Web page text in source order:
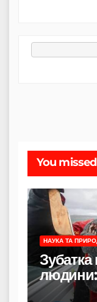
You missed
НАУКА ТА
людини:
лише